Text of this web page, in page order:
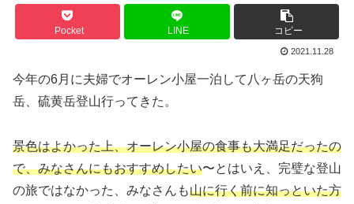
Pocket LINE コピー
2021.11.28
今年の6月に夫婦でオーレン小屋一泊して八ヶ岳の天狗
岳、硫黄岳登山行ってきた。
景色はよかった上、オーレン小屋の食事も大満足だったの
で、みなさんにもおすすめしたい〜とはいえ、完璧な登山
の旅ではなかった、みなさんも山に行く前に知っといた方